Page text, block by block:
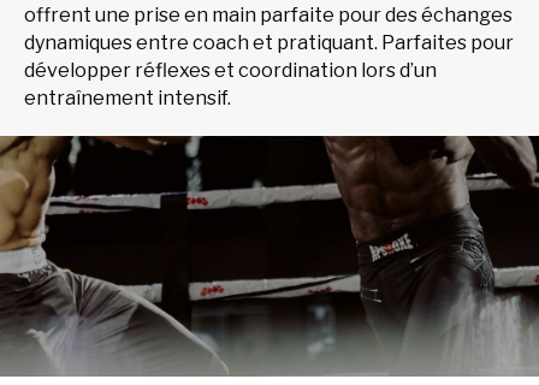
offrent une prise en main parfaite pour des échanges
dynamiques entre coach et pratiquant. Parfaites pour
développer réflexes et coordination lors d’un
entraînement intensif.